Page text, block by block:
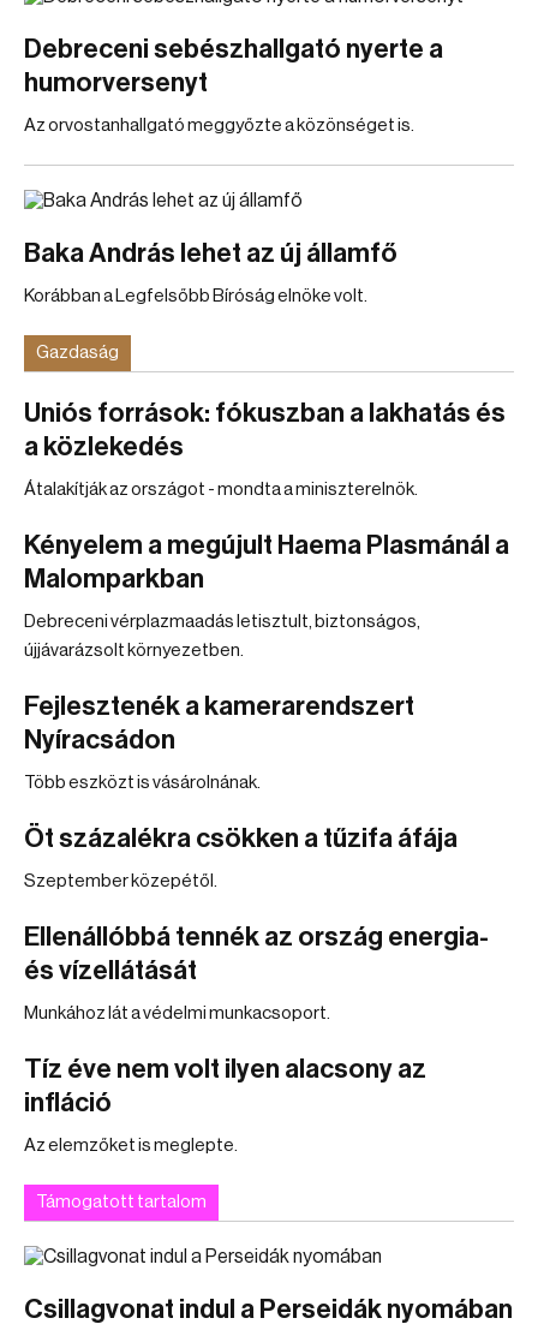
Debreceni sebészhallgató nyerte a
humorversenyt
Az orvostanhallgató meggyőzte a közönséget is.
Baka András lehet az új államfő
Korábban a Legfelsőbb Bíróság elnöke volt.
Gazdaság
Uniós források: fókuszban a lakhatás és
a közlekedés
Átalakítják az országot - mondta a miniszterelnök.
Kényelem a megújult Haema Plasmánál a
Malomparkban
Debreceni vérplazmaadás letisztult, biztonságos,
újjávarázsolt környezetben.
Fejlesztenék a kamerarendszert
Nyíracsádon
Több eszközt is vásárolnának.
Öt százalékra csökken a tűzifa áfája
Szeptember közepétől.
Ellenállóbbá tennék az ország energia-
és vízellátását
Munkához lát a védelmi munkacsoport.
Tíz éve nem volt ilyen alacsony az
infláció
Az elemzőket is meglepte.
Támogatott tartalom
Csillagvonat indul a Perseidák nyomában